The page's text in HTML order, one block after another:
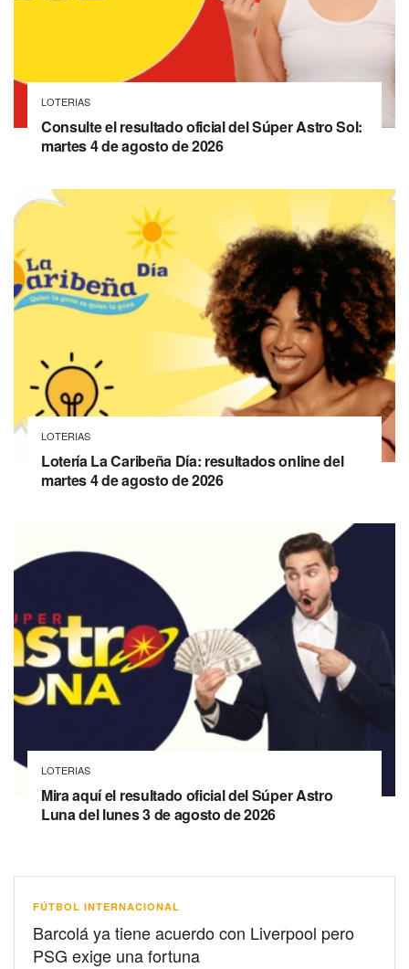
LOTERIAS
Consulte el resultado oficial del Súper Astro Sol:
martes 4 de agosto de 2026
LOTERIAS
Lotería La Caribeña Día: resultados online del
martes 4 de agosto de 2026
LOTERIAS
Mira aquí el resultado oficial del Súper Astro
Luna del lunes 3 de agosto de 2026
FÚTBOL INTERNACIONAL
Barcolá ya tiene acuerdo con Liverpool pero
PSG exige una fortuna